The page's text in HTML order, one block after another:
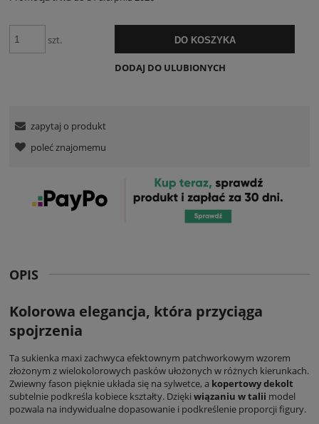
szt. DO KOSZYKA
DODAJ DO ULUBIONYCH
zapytaj o produkt
poleć znajomemu
OPIS
Kolorowa elegancja, która przyciąga
spojrzenia
Ta sukienka maxi zachwyca efektownym patchworkowym wzorem
złożonym z wielokolorowych pasków ułożonych w różnych kierunkach.
Zwiewny fason pięknie układa się na sylwetce, a kopertowy dekolt
subtelnie podkreśla kobiece kształty. Dzięki wiązaniu w talii model
pozwala na indywidualne dopasowanie i podkreślenie proporcji figury.